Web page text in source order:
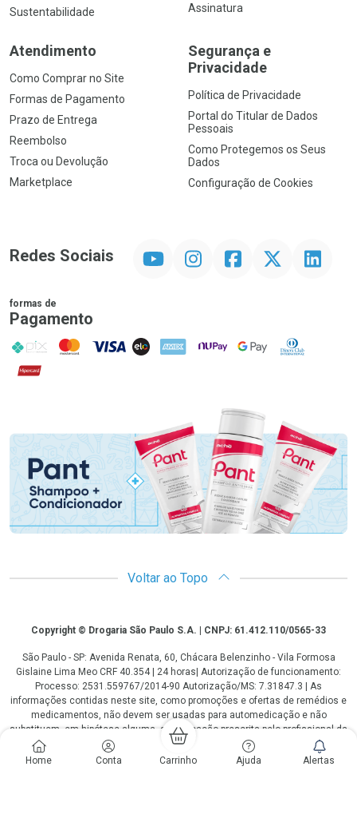
Home Conta Carrinho Ajuda Alertas
Sustentabilidade
Assinatura
Atendimento
Como Comprar no Site
Formas de Pagamento
Prazo de Entrega
Reembolso
Troca ou Devolução
Marketplace
Segurança e
Privacidade
Política de Privacidade
Portal do Titular de Dados
Pessoais
Como Protegemos os Seus
Dados
Configuração de Cookies
Redes Sociais InstagramFacebookTwitter Linkedin
formas de
Pagamento
PIX MasterCard
VISA ELO AMEX NuPay Google PayDiners Club
Hipercard
Voltar ao Topo
CopyrightCopyright © Drogaria São Paulo S.A. | CNPJ: 61.412.110/0565-33
São Paulo - SP: Avenida Renata, 60, Chácara Belenzinho - Vila Formosa
Gislaine Lima Meo CRF 40.354 | 24 horas| Autorização de funcionamento:
Processo: 2531.559767/2014-90 Autorização/MS: 7.31847.3 | As
informações contidas neste site, como promoções e ofertas de remédios e
medicamentos, não devem ser usadas para automedicação e não
substituem, em hipótese alguma, a medicação prescrita pelo profissional da
área médica. Somente o médico está em condições de diagnosticar
qualquer problema de saúde e prescrever o tratamento adequado. Os